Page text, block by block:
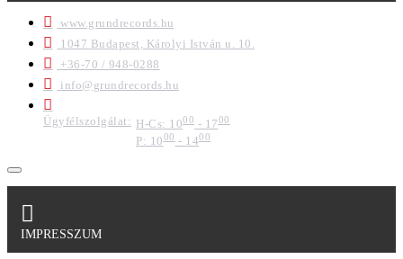
www.grundrecords.hu
1047 Budapest, Károlyi István u. 10.
+36-70 / 948-0288
info@grundrecords.hu
Ügyfélszolgálat: H-Cs: 1000 - 1700
P: 1000- 1400
IMPRESSZUM